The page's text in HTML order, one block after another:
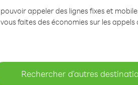
appeler des lignes fixes et
faites des économies sur les appels
Rechercher d'autres